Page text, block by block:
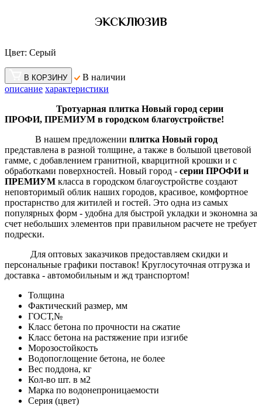
ЭКСКЛЮЗИВ
Цвет: Серый
В КОРЗИНУ
В наличии
описание характеристики
Тротуарная плитка Новый город серии
ПРОФИ, ПРЕМИУМ в городском благоустройстве!
В нашем предложении плитка Новый город
представлена в разной толщине, а также в большой цветовой
гамме, с добавлением гранитной, кварцитной крошки и с
обработками поверхностей. Новый город - серии ПРОФИ и
ПРЕМИУМ класса в городском благоустройстве создают
неповторимый облик наших городов, красивое, комфортное
простарнство для житилей и гостей. Это одна из самых
популярных форм - удобна для быстрой укладки и экономна за
счет небольших элементов при правильном расчете не требует
подрески.
Для оптовых заказчиков предоставляем скидки и
персональные графики поставок! Круглосуточная отгрузка и
доставка - автомобильным и жд транспортом!
Толщина
Фактический размер, мм
ГОСТ,№
Класс бетона по прочности на сжатие
Класс бетона на растяжение при изгибе
Морозостойкость
Водопоглощение бетона, не более
Вес поддона, кг
Кол-во шт. в м2
Марка по водонепроницаемости
Серия (цвет)